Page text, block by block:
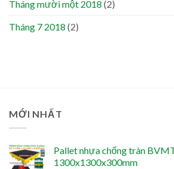
Tháng mười một 2018 (2)
Tháng 7 2018 (2)
MỚI NHẤT
Pallet nhựa chống tràn
1300x1300x300mm